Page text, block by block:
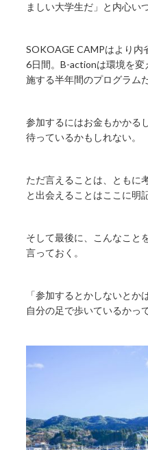
ましい大学生だ」と内心い
SOKOAGE CAMPはより内
6日間。B-actionは環境を
施する半年間のプログラムだ
参加するにはお金もかかる
待っているかもしれない。
ただ言えることは、ともに
と出会えることはここに明
そして最後に、こんなこと
言っておく。
「参加するとかしないと
自分の足で歩いているかっ